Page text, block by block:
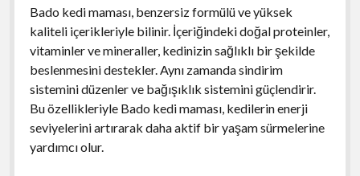
Bado kedi maması, benzersiz formülü ve yüksek
kaliteli içerikleriyle bilinir. İçeriğindeki doğal proteinler,
vitaminler ve mineraller, kedinizin sağlıklı bir şekilde
beslenmesini destekler. Aynı zamanda sindirim
sistemini düzenler ve bağışıklık sistemini güçlendirir.
Bu özellikleriyle Bado kedi maması, kedilerin enerji
seviyelerini artırarak daha aktif bir yaşam sürmelerine
yardımcı olur.